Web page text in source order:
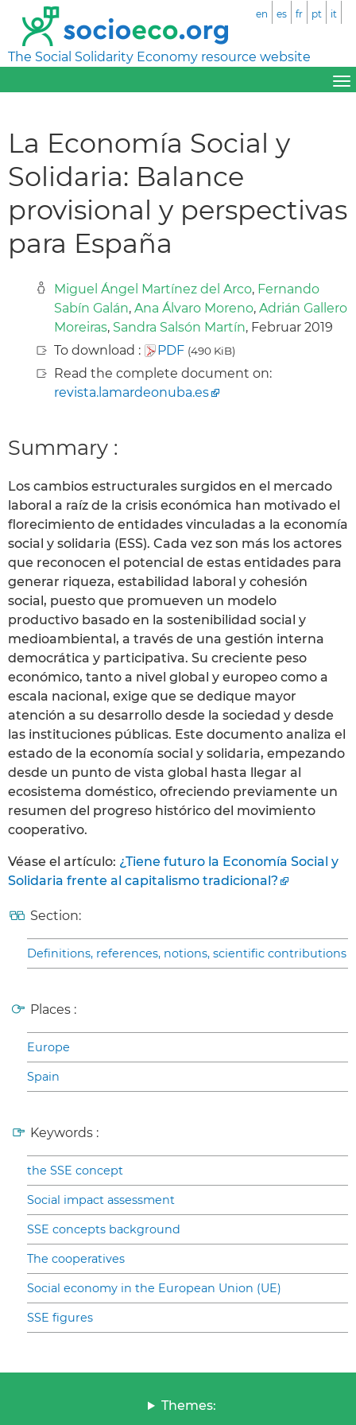
The Social Solidarity Economy resource website
en es fr pt it
La Economía Social y
Solidaria: Balance
provisional y perspectivas
para España
Miguel Ángel Martínez del Arco, Fernando
Sabín Galán, Ana Álvaro Moreno, Adrián Gallero
Moreiras, Sandra Salsón Martín, Februar 2019
To download :
PDF (490 KiB)
Read the complete document on:
revista.lamardeonuba.es
Summary :
Los cambios estructurales surgidos en el mercado
laboral a raíz de la crisis económica han motivado el
florecimiento de entidades vinculadas a la economía
social y solidaria (ESS). Cada vez son más los actores
que reconocen el potencial de estas entidades para
generar riqueza, estabilidad laboral y cohesión
social, puesto que promueven un modelo
productivo basado en la sostenibilidad social y
medioambiental, a través de una gestión interna
democrática y participativa. Su creciente peso
económico, tanto a nivel global y europeo como a
escala nacional, exige que se dedique mayor
atención a su desarrollo desde la sociedad y desde
las instituciones públicas. Este documento analiza el
estado de la economía social y solidaria, empezando
desde un punto de vista global hasta llegar al
ecosistema doméstico, ofreciendo previamente un
resumen del progreso histórico del movimiento
cooperativo.
Véase el artículo: ¿Tiene futuro la Economía Social y
Solidaria frente al capitalismo tradicional?
Section:
Definitions, references, notions, scientific contributions
Places :
Europe
Spain
Keywords :
the SSE concept
Social impact assessment
SSE concepts background
The cooperatives
Social economy in the European Union (UE)
SSE figures
Themes: